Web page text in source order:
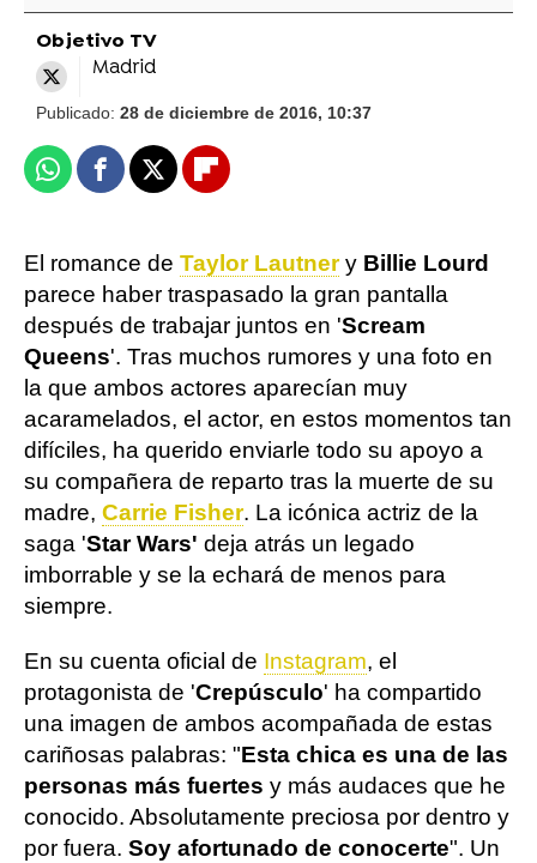
Objetivo TV
Madrid
Publicado: 28 de diciembre de 2016, 10:37
WhatsappFacebook
X Flipboard
El romance de Taylor Lautnery Billie Lourd
parece haber traspasado la gran pantalla
después de trabajar juntos en 'Scream
Queens'. Tras muchos rumores y una foto en
la que ambos actores aparecían muy
acaramelados, el actor, en estos momentos tan
difíciles, ha querido enviarle todo su apoyo a
su compañera de reparto tras la muerte de su
madre, Carrie Fisher. La icónica actriz de la
saga 'Star Wars' deja atrás un legado
imborrable y se la echará de menos para
siempre.
En su cuenta oficial de Instagram, el
protagonista de 'Crepúsculo' ha compartido
una imagen de ambos acompañada de estas
cariñosas palabras: "Esta chica es una de las
personas más fuertes y más audaces que he
conocido. Absolutamente preciosa por dentro y
por fuera. Soy afortunado de conocerte". Un